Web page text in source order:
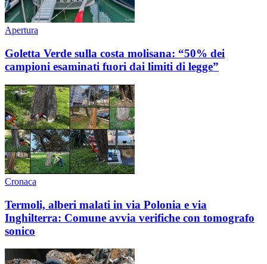
Apertura
Goletta Verde sulla costa molisana: “50% dei
campioni esaminati fuori dai limiti di legge”
Cronaca
Termoli, alberi malati in via Polonia e via
Inghilterra: Comune avvia verifiche con tomografo
sonico